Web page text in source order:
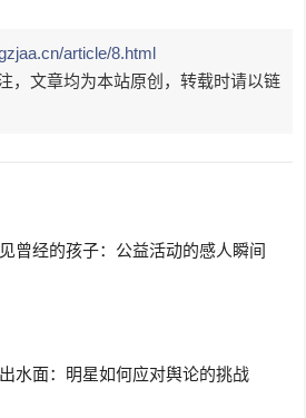
article/8.html
，文章均为本站原创，转载时请以链
曾经的孩子：公益活动的感人瞬间
水面：明星如何应对舆论的挑战